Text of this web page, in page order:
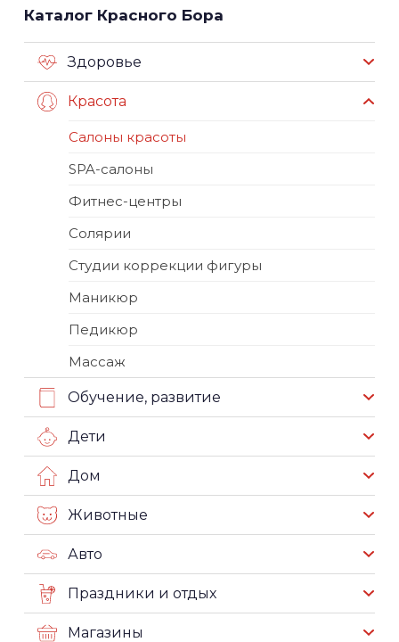
Каталог Красного Бора
Здоровье
Красота
Салоны красоты
SPA-салоны
Фитнес-центры
Солярии
Студии коррекции фигуры
Маникюр
Педикюр
Массаж
Обучение, развитие
Дети
Дом
Животные
Авто
Праздники и отдых
Магазины